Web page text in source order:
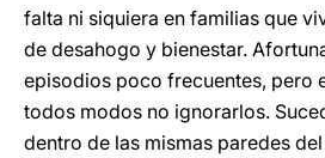
falta ni siquiera en familias que
de desahogo y bienestar.
episodios poco frecuentes, pero
todos modos no ignorarlos.
dentro de las mismas paredes